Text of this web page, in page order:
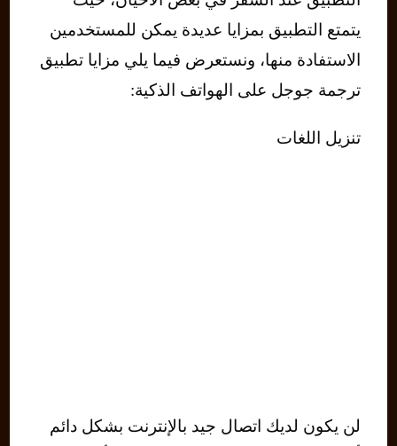
يتمتع التطبيق بمزايا عديدة يمكن للمستخدمين
الاستفادة منها، ونستعرض فيما يلي مزايا تطبيق
ترجمة جوجل على الهواتف الذكية:
تنزيل اللغات
لن يكون لديك اتصال جيد بالإنترنت بشكل دائم